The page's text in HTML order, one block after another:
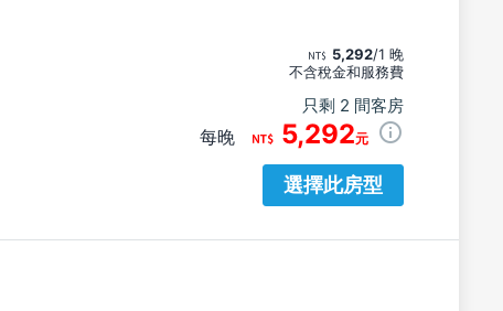
5,292/1 晚
不含稅金和服務費
只剩 2 間客房
每晚 5,292元
選擇此房型